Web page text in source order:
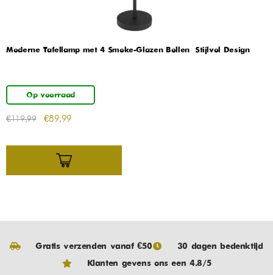
Moderne Tafellamp met 4 Smoke-Glazen Bollen – Stijlvol Design
Op voorraad
€119,99 €89,99
Gratis verzenden vanaf €50
30 dagen bedenktijd
Klanten gevens ons een 4.8/5